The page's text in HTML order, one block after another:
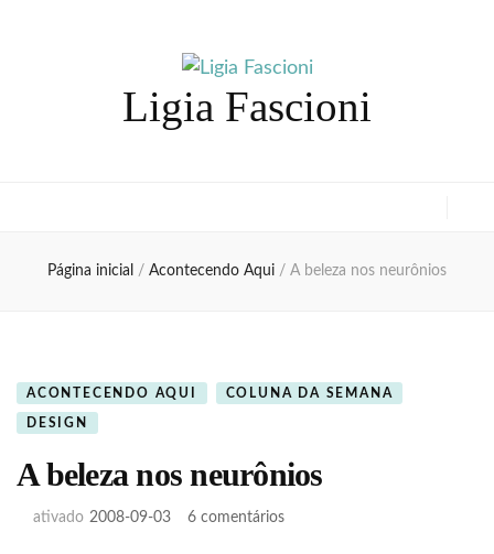
Ligia Fascioni
Página inicial / Acontecendo Aqui / A beleza nos neurônios
ACONTECENDO AQUI COLUNA DA SEMANA
DESIGN
A beleza nos neurônios
ativado 2008-09-03 6 comentáriosem